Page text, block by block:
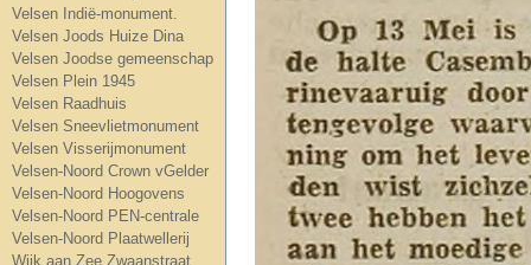
Velsen Indië-monument.
Velsen Joods Huize Dina
Velsen Joodse gemeenschap
Velsen Plein 1945
Velsen Raadhuis
Velsen Sneevlietmonument
Velsen Visserijmonument
Velsen-Noord Crown vGelder
Velsen-Noord Hoogovens
Velsen-Noord PEN-centrale
Velsen-Noord Plaatwellerij
Wijk aan Zee Zwaanstraat